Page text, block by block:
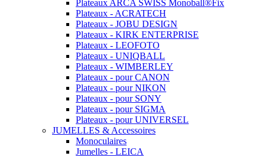
Plateaux ARCA SWISS Monoball®Fix
Plateaux - ACRATECH
Plateaux - JOBU DESIGN
Plateaux - KIRK ENTERPRISE
Plateaux - LEOFOTO
Plateaux - UNIQBALL
Plateaux - WIMBERLEY
Plateaux - pour CANON
Plateaux - pour NIKON
Plateaux - pour SONY
Plateaux - pour SIGMA
Plateaux - pour UNIVERSEL
JUMELLES & Accessoires
Monoculaires
Jumelles - LEICA